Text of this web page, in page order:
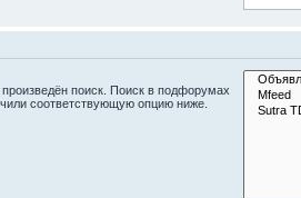
поиск. Поиск в подфорумах
соответствующую опцию ниже.